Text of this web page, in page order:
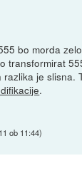
bo morda
transformirat
je slisna.
.
ob 11:44)